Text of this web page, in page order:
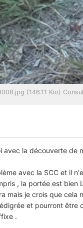
(146.11 Kio)
avec la découverte de
avec la SCC et il
, la portée est bien
mais je crois que
et pourront être
.